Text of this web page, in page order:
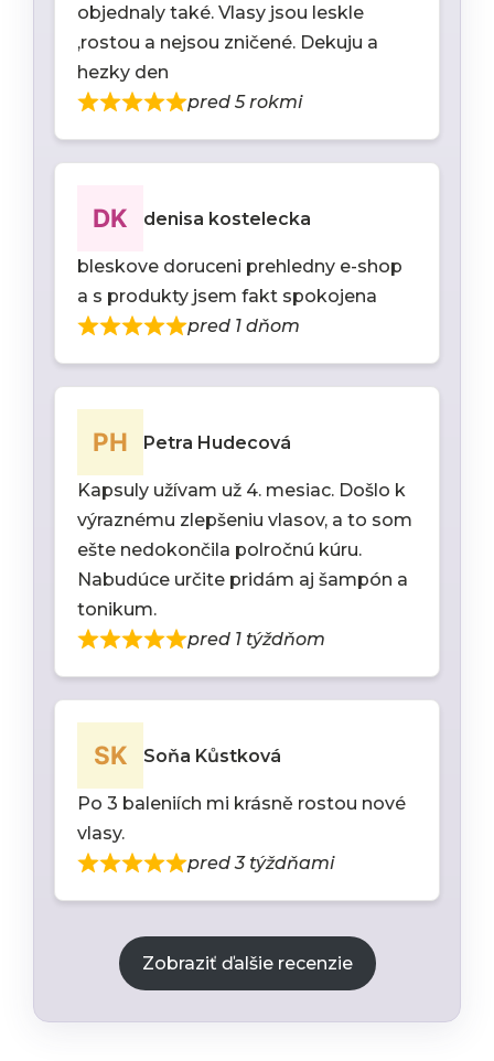
pred 5 rokmi
objednaly také. Vlasy jsou leskle
,rostou a nejsou zničené. Dekuju a
hezky den
pred 1 dňom
bleskove doruceni prehledny e-shop
a s produkty jsem fakt spokojena
denisa kostelecka
pred 1 týždňom
Kapsuly užívam už 4. mesiac. Došlo k
výraznému zlepšeniu vlasov, a to som
ešte nedokončila polročnú kúru.
Nabudúce určite pridám aj šampón a
tonikum.
Petra Hudecová
pred 3 týždňami
Po 3 baleniích mi krásně rostou nové
vlasy.
Soňa Kůstková
Zobraziť ďalšie recenzie